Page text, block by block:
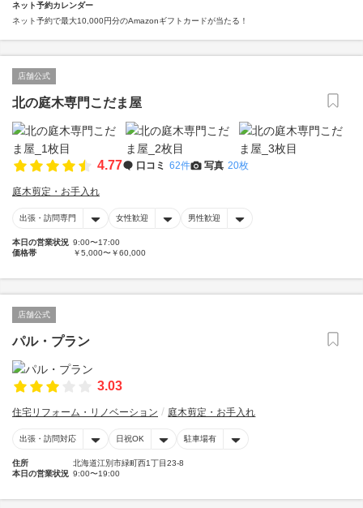
ネット予約カレンダー
ネット予約で最大10,000円分のAmazonギフトカードが当たる！
店舗公式
北の庭木専門こだま屋
4.77 口コミ 62件 写真 20枚
庭木剪定・お手入れ
出張・訪問専門 女性歓迎 男性歓迎
本日の営業状況 9:00〜17:00
価格帯
￥5,000〜￥60,000
店舗公式
パル・プラン
3.03
住宅リフォーム・リノベーション 庭木剪定・お手入れ
出張・訪問対応 日祝OK 駐車場有
住所
北海道江別市緑町西1丁目23-8
本日の営業状況 9:00〜19:00